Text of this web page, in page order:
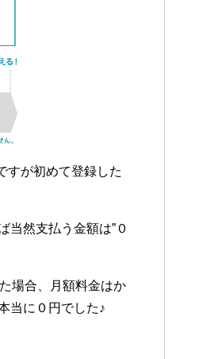
すが初めて登録した
当然支払う金額は”０
場合、月額料金はか
当に０円でした♪